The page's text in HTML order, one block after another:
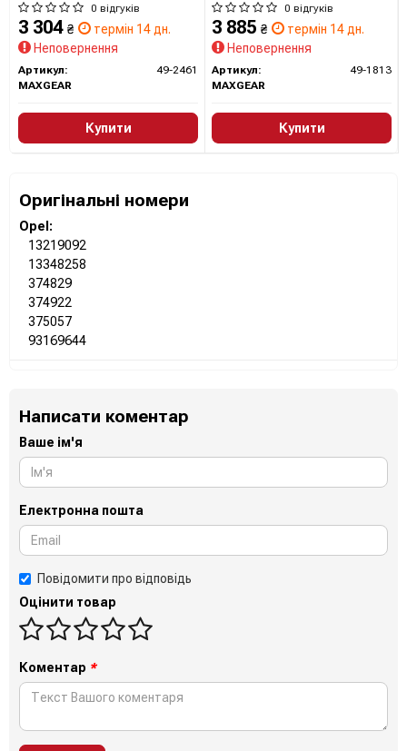
0 відгуків
3 304 ₴
термін 14 дн.
Неповернення
Артикул:
49-2461
MAXGEAR
Купити
0 відгуків
3 885 ₴
термін 14 дн.
Неповернення
Артикул:
49-1813
MAXGEAR
Купити
Оригінальні номери
Opel:
13219092
13348258
374829
374922
375057
93169644
Написати коментар
Ваше ім'я
Електронна пошта
Повідомити про відповідь
Оцінити товар
Коментар *